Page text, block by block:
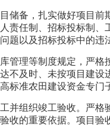
储备，扎实做好项目
责任制、招标投标制
题以及招标投标中的
管理等制度规定，严
不及时、未按项目建
标准农田建设资金专
并组织竣工验收。严
收的重要依据。项目